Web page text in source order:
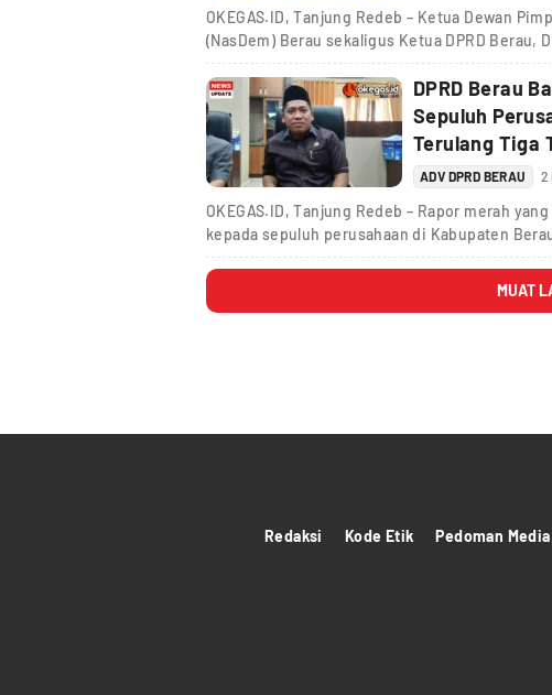
OKEGAS.ID, Tanjung Redeb – Ketua Dewan
(NasDem) Berau sekaligus Ketua DPRD Berau,
DPRD Berau
Sepuluh
Terulang Tiga
ADV DPRD BERAU 2
OKEGAS.ID, Tanjung Redeb – Rapor merah
kepada sepuluh perusahaan di Kabupaten
MUAT
Redaksi Kode Etik Pedoman